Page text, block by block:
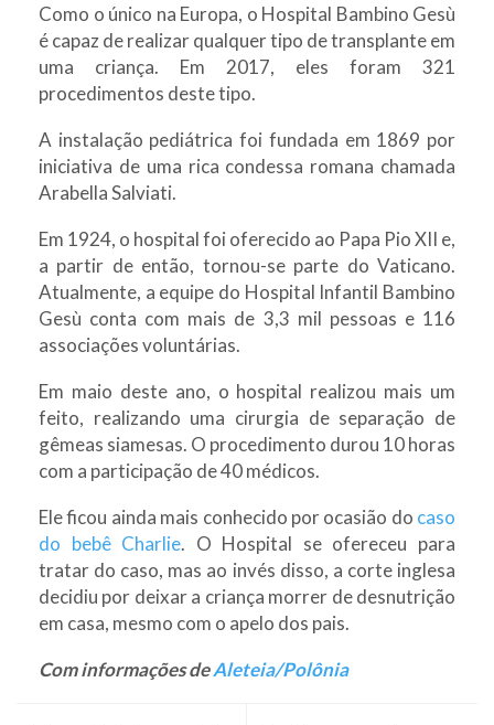
Como o único na Europa, o Hospital Bambino Gesù
é capaz de realizar qualquer tipo de transplante em
uma criança. Em 2017, eles foram 321
procedimentos deste tipo.
A instalação pediátrica foi fundada em 1869 por
iniciativa de uma rica condessa romana chamada
Arabella Salviati.
Em 1924, o hospital foi oferecido ao Papa Pio XII e,
a partir de então, tornou-se parte do Vaticano.
Atualmente, a equipe do Hospital Infantil Bambino
Gesù conta com mais de 3,3 mil pessoas e 116
associações voluntárias.
Em maio deste ano, o hospital realizou mais um
feito, realizando uma cirurgia de separação de
gêmeas siamesas. O procedimento durou 10 horas
com a participação de 40 médicos.
Ele ficou ainda mais conhecido por ocasião do caso
do bebê Charlie. O Hospital se ofereceu para
tratar do caso, mas ao invés disso, a corte inglesa
decidiu por deixar a criança morrer de desnutrição
em casa, mesmo com o apelo dos pais.
Com informações deAleteia/Polônia